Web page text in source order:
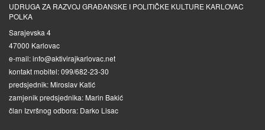
UDRUGA ZA RAZVOJ GRAĐANSKE I POLITIČKE KULTURE KARLOVAC
POLKA
Sarajevska 4
47000 Karlovac
e-mail: info@aktivirajkarlovac.net
kontakt mobitel: 099/682-23-30
predsjednik: Miroslav Katić
zamjenik predsjednika: Marin Bakić
član Izvršnog odbora: Darko Lisac